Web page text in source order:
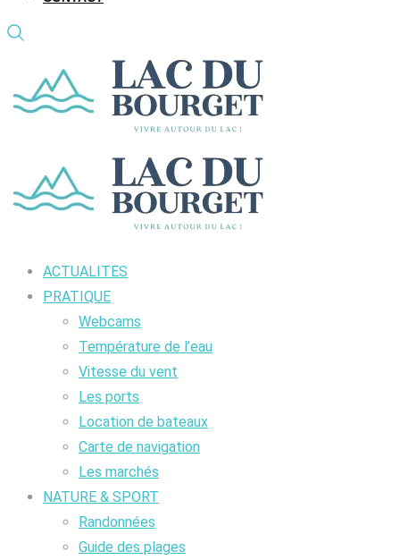
ACTUALITES
PRATIQUE
Webcams
Température de l’eau
Vitesse du vent
Les ports
Location de bateaux
Carte de navigation
Les marchés
NATURE & SPORT
Randonnées
Guide des plages